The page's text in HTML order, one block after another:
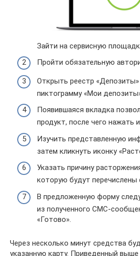
Зайти на сервисную
Пройти обязательную
Открыть реестр «Депозиты»
пиктограмму «Мои
Появившаяся вкладка
продукт, после чего нажать
Изучить представленную
затем кликнуть иконку
Указать причину
которую будут перечислены
В предложенную форму
из полученного СМС-
«Готово».
Через несколько минут средства
указанную карту. Приведенный выше